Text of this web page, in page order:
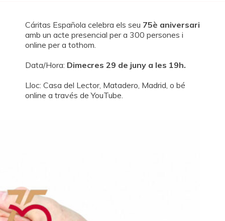
ESPAÑOL (ES)
Cáritas Española celebra els seu 75è aniversari
amb un acte presencial per a 300 persones i
online per a tothom.
Data/Hora: Dimecres 29 de juny a les 19h.
Lloc: Casa del Lector, Matadero, Madrid, o bé
online a través de YouTube.